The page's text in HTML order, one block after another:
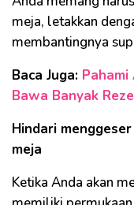
meja, letakkan
membantingnya
Baca Juga:
Bawa Banyak
Hindari
meja
Ketika Anda akan